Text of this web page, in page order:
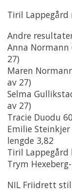
Tiril Lappegård
Andre
Anna Normann
27)
Maren
av 27)
Selma
av 27)
Tracie Duodu
Emilie
lengde 3,82
Tiril Lappegård
Trym
NIL Friidrett